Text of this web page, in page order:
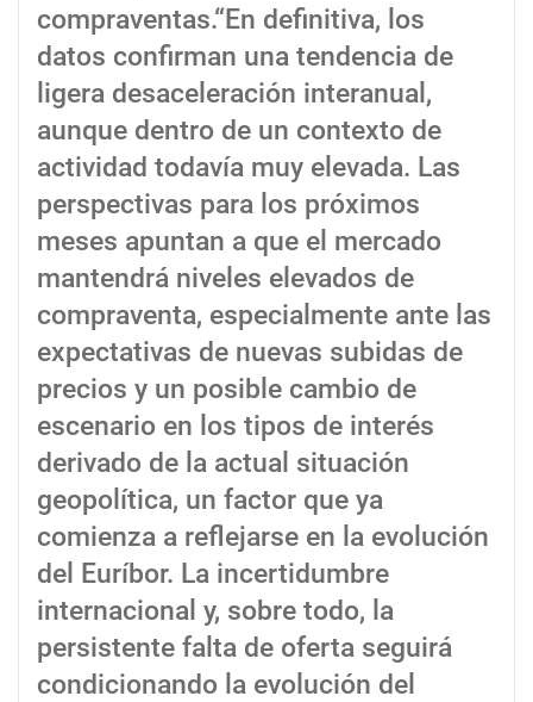
compraventas.“En definitiva, los
datos confirman una tendencia de
ligera desaceleración interanual,
aunque dentro de un contexto de
actividad todavía muy elevada. Las
perspectivas para los próximos
meses apuntan a que el mercado
mantendrá niveles elevados de
compraventa, especialmente ante las
expectativas de nuevas subidas de
precios y un posible cambio de
escenario en los tipos de interés
derivado de la actual situación
geopolítica, un factor que ya
comienza a reflejarse en la evolución
del Euríbor. La incertidumbre
internacional y, sobre todo, la
persistente falta de oferta seguirá
condicionando la evolución del